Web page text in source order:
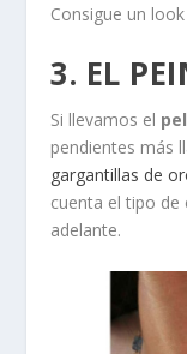
Consigue un
3. EL
Si llevamos el
pendientes más
gargantillas de
cuenta el tipo de
adelante.